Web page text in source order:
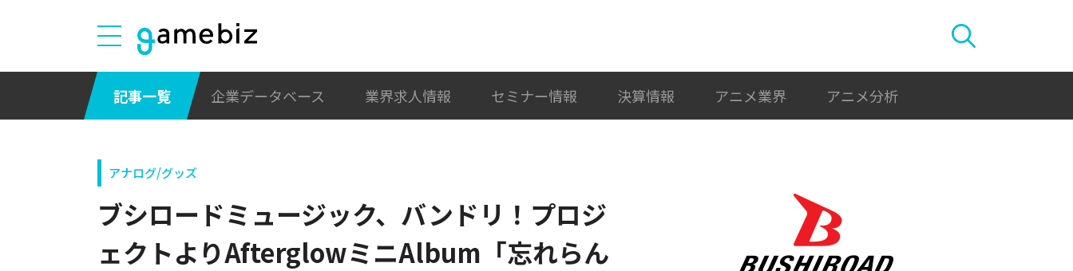
記事一覧 企業データベース 業界求人情報 セミナー情報 決算情報 アニメ業界 アニメ分析
アナログ/グッズ
ブシロードミュージック、バンドリ！プロジ
ェクトよりAfterglowミニAlbum「忘れらん